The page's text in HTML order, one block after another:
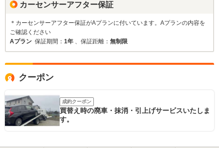
カーセンサーアフター保証
＊カーセンサーアフター保証がAプランに付いています。Aプランの内容を
ご確認ください
Aプラン 保証期間： 1年 、保証距離： 無制限
クーポン
成約クーポン
買替え時の廃車・抹消・引上げサービスいたしま
す。